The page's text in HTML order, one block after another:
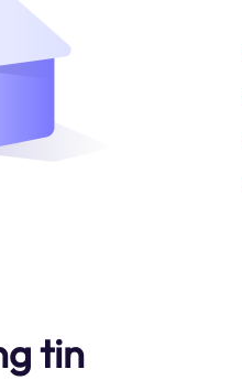
tin